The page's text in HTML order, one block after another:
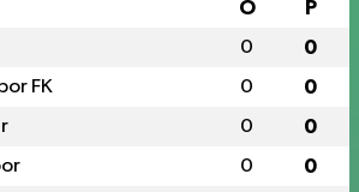
O P
0 0
FK 0 0
0 0
0 0